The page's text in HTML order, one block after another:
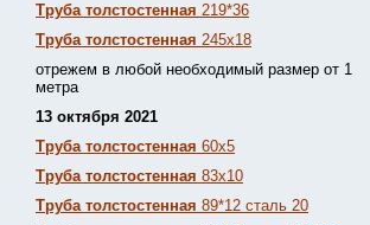
Труба толстостенная 219*36
Труба толстостенная 245х18
отрежем в любой необходимый размер от 1
метра
13 октября 2021
Труба толстостенная 60х5
Труба толстостенная 83х10
Труба толстостенная 89*12 сталь 20